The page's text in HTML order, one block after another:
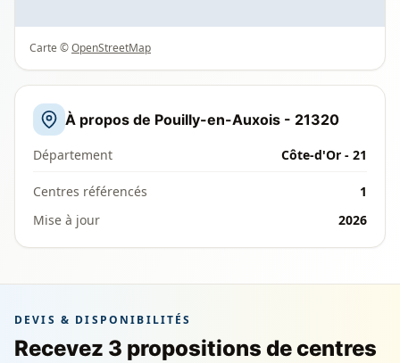
Carte ©OpenStreetMap
À propos de Pouilly-en-Auxois - 21320
Département Côte-d'Or - 21
Centres référencés
1
Mise à jour
2026
DEVIS & DISPONIBILITÉS
Recevez 3 propositions de centres